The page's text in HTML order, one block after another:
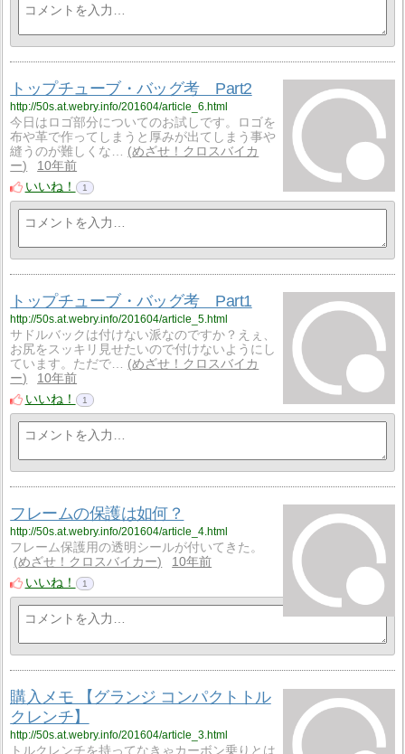
トップチューブ・バッグ考 Part2
http://50s.at.webry.info/201604/article_6.html
今日はロゴ部分についてのお試しです。ロゴを
布や革で作ってしまうと厚みが出てしまう事や
縫うのが難しくな…
めざせ！クロスバイカ
ー
10年前
いいね！
1
トップチューブ・バッグ考 Part1
http://50s.at.webry.info/201604/article_5.html
サドルバックは付けない派なのですか？えぇ、
お尻をスッキリ見せたいので付けないようにし
ています。ただで…
めざせ！クロスバイカ
ー
10年前
いいね！
1
フレームの保護は如何？
http://50s.at.webry.info/201604/article_4.html
フレーム保護用の透明シールが付いてきた。
めざせ！クロスバイカー
10年前
いいね！
1
購入メモ 【グランジ コンパクトトル
クレンチ】
http://50s.at.webry.info/201604/article_3.html
トルクレンチを持ってなきゃカーボン乗りとは